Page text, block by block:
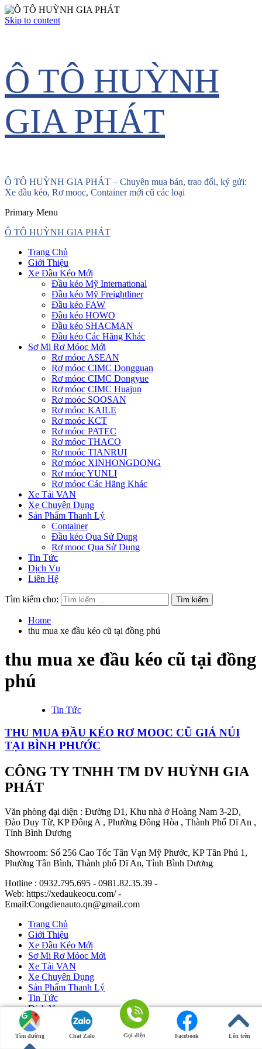
Skip to content
Ô TÔ HUỲNH
GIA PHÁT
Ô TÔ HUỲNH GIA PHÁT – Chuyên mua bán, trao đổi, ký gửi:
Xe đầu kéo, Rơ mooc, Container mới cũ các loại
Primary Menu
Ô TÔ HUỲNH GIA PHÁT
Trang Chủ
Giới Thiệu
Xe Đầu Kéo Mới
Đầu kéo Mỹ International
Đầu kéo Mỹ Freightliner
Đầu kéo FAW
Đầu kéo HOWO
Đầu kéo SHACMAN
Đầu kéo Các Hãng Khác
Sơ Mi Rơ Móoc Mới
Rơ móoc ASEAN
Rơ móoc CIMC Dongguan
Rơ móoc CIMC Dongyue
Rơ móoc CIMC Huajun
Rơ moóc SOOSAN
Rơ móoc KAILE
Rơ moóc KCT
Rơ móoc PATEC
Rơ móoc THACO
Rơ moóc TIANRUI
Rơ móoc XINHONGDONG
Rơ móoc YUNLI
Rơ móoc Các Hãng Khác
Xe Tải VAN
Xe Chuyên Dụng
Sản Phẩm Thanh Lý
Container
Đầu kéo Qua Sử Dụng
Rơ mooc Qua Sử Dụng
Tin Tức
Dịch Vụ
Liên Hệ
Tìm kiếm cho:
Home
thu mua xe đầu kéo cũ tại đồng phú
thu mua xe đầu kéo cũ tại đồng
phú
Tin Tức
THU MUA ĐẦU KÉO RƠ MOOC CŨ GIÁ NÚI
TẠI BÌNH PHƯỚC
CÔNG TY TNHH TM DV HUỲNH GIA
PHÁT
Văn phòng đại diện : Đường D1, Khu nhà ở Hoàng Nam 3-2D,
Đào Duy Từ, KP Đông A , Phường Đông Hòa , Thành Phố Dĩ An ,
Tỉnh Bình Dương
Showroom: Số 256 Cao Tốc Tân Vạn Mỹ Phước, KP Tân Phú 1,
Phường Tân Bình, Thành phố Dĩ An, Tỉnh Bình Dương
Hotline : 0932.795.695 - 0981.82.35.39 -
Web: https://xedaukeocu.com/ -
Email:Congdienauto.qn@gmail.com
Tìm đường Chat Zalo Gọi điện Facebook Lên trên
Trang Chủ
Giới Thiệu
Xe Đầu Kéo Mới
Sơ Mi Rơ Móoc Mới
Xe Tải VAN
Xe Chuyên Dụng
Sản Phẩm Thanh Lý
Tin Tức
Dịch Vụ
Liên Hệ
Ô Tô Huỳnh Gia Phát|Xe Đầu Kéo Mỹ by Huỳnh Gia Phát.